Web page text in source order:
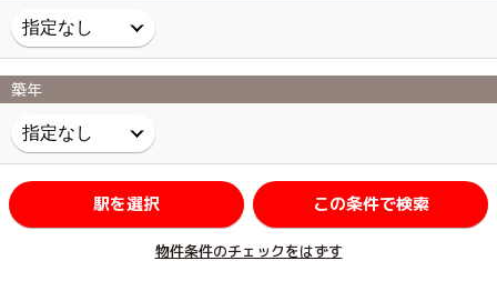
築年
駅を選択 この条件で検索
物件条件のチェックをはずす